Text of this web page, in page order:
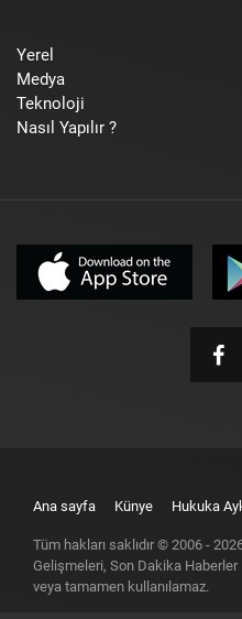
Yerel
Medya
Teknoloji
Nasıl Yapılır ?
Ana sayfa Künye Hukuka
Tüm hakları saklıdır © 2006 -
Gelişmeleri, Son Dakika Haberler
veya tamamen kullanılamaz.